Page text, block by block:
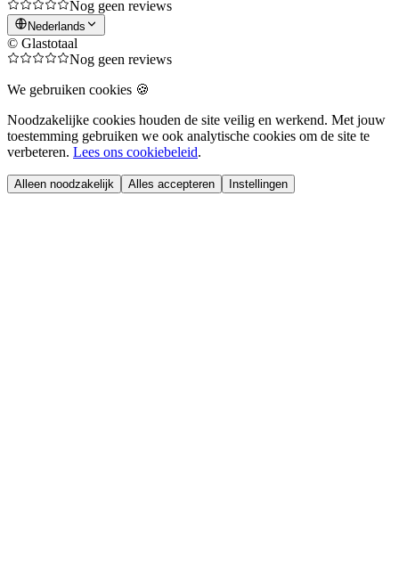
Nog geen reviews
Nederlands
© Glastotaal
Nog geen reviews
We gebruiken cookies 🍪
Noodzakelijke cookies houden de site veilig en werkend. Met jouw
toestemming gebruiken we ook analytische cookies om de site te
verbeteren. Lees ons cookiebeleid.
Alleen noodzakelijk Alles accepteren Instellingen